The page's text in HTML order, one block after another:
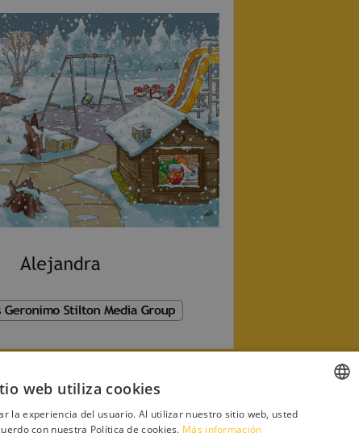
web utiliza cookies
la experiencia del usuario. Al utilizar nuestro sitio web, usted
con nuestra Política de cookies. Más información